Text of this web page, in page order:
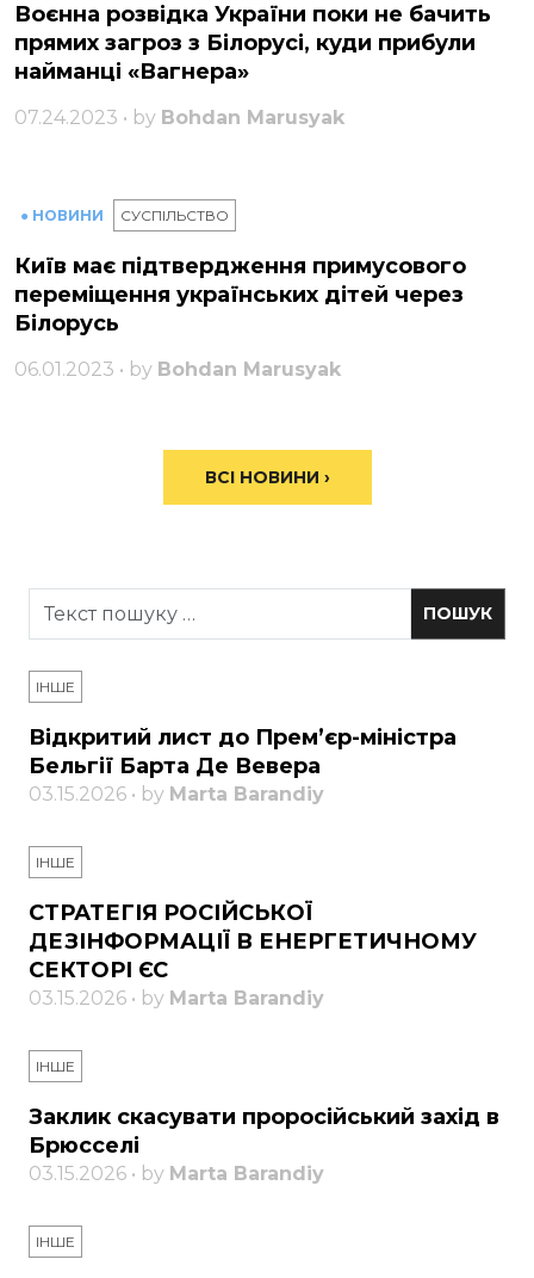
Воєнна розвідка України поки не бачить
прямих загроз з Білорусі, куди прибули
найманці «Вагнера»
07.24.2023 • by Bohdan Marusyak
● НОВИНИ СУСПІЛЬСТВО
Київ має підтвердження примусового
переміщення українських дітей через
Білорусь
06.01.2023 • by Bohdan Marusyak
ВСІ НОВИНИ ›
ІНШЕ
Відкритий лист до Прем’єр-міністра
Бельгії Барта Де Вевера
03.15.2026 • by Marta Barandiy
ІНШЕ
СТРАТЕГІЯ РОСІЙСЬКОЇ
ДЕЗІНФОРМАЦІЇ В ЕНЕРГЕТИЧНОМУ
СЕКТОРІ ЄС
03.15.2026 • by Marta Barandiy
ІНШЕ
Заклик скасувати проросійський захід в
Брюсселі
03.15.2026 • by Marta Barandiy
ІНШЕ